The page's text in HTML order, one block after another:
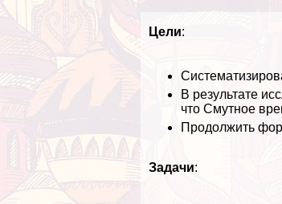
Цели:
В результате
что Смутное
Продолжить
Задачи: